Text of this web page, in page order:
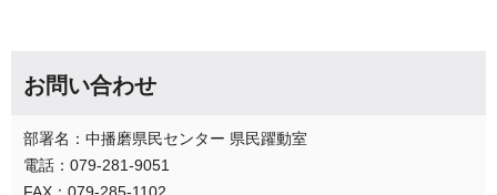
お問い合わせ
部署名：中播磨県民センター 県民躍動室
電話：079-281-9051
FAX：079-285-1102